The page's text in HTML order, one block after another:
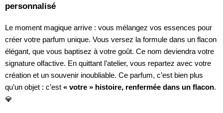
personnalisé
Le moment magique arrive : vous mélangez vos essences pour
créer votre parfum unique. Vous versez la formule dans un flacon
élégant, que vous baptisez à votre goût. Ce nom deviendra votre
signature olfactive. En quittant l’atelier, vous repartez avec votre
création et un souvenir inoubliable. Ce parfum, c’est bien plus
qu’un objet : c’est « votre » histoire, renfermée dans un flacon.
💎